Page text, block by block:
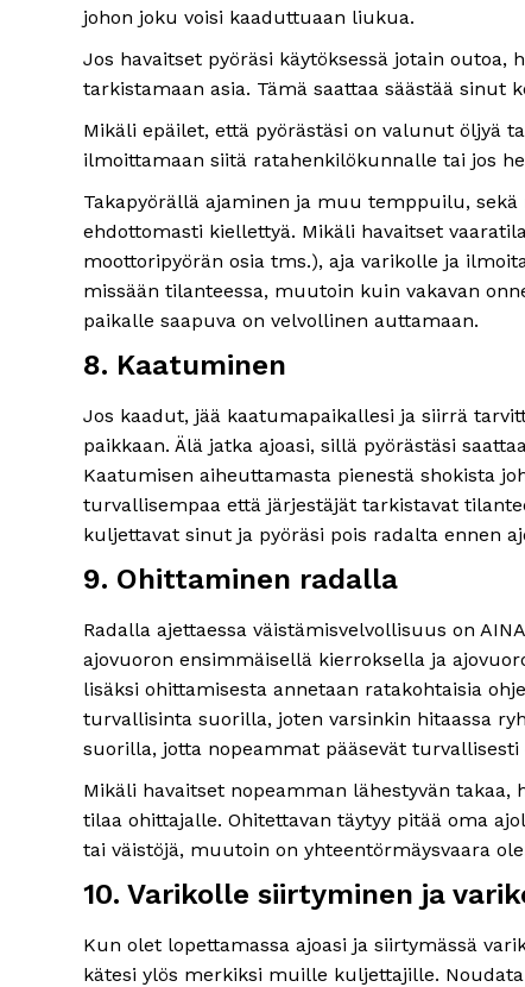
johon joku voisi kaaduttuaan liukua.
Jos havaitset pyöräsi käytöksessä jotain outoa,
tarkistamaan asia. Tämä saattaa säästää sinut
Mikäli epäilet, että pyörästäsi on valunut öljyä
ilmoittamaan siitä ratahenkilökunnalle tai jos
Takapyörällä ajaminen ja muu temppuilu,
ehdottomasti kiellettyä. Mikäli havaitset
moottoripyörän osia tms.), aja varikolle ja
missään tilanteessa, muutoin kuin vakavan
paikalle saapuva on velvollinen auttamaan.
8. Kaatuminen
Jos kaadut, jää kaatumapaikallesi ja siirrä
paikkaan. Älä jatka ajoasi, sillä pyörästäsi
Kaatumisen aiheuttamasta pienestä shokista
turvallisempaa että järjestäjät tarkistavat
kuljettavat sinut ja pyöräsi pois radalta ennen
9. Ohittaminen radalla
Radalla ajettaessa väistämisvelvollisuus on
ajovuoron ensimmäisellä kierroksella ja
lisäksi ohittamisesta annetaan ratakohtaisia
turvallisinta suorilla, joten varsinkin hitaassa
suorilla, jotta nopeammat pääsevät
Mikäli havaitset nopeamman lähestyvän takaa,
tilaa ohittajalle. Ohitettavan täytyy pitää oma
tai väistöjä, muutoin on yhteentörmäysvaara
10. Varikolle siirtyminen ja
Kun olet lopettamassa ajoasi ja siirtymässä
kätesi ylös merkiksi muille kuljettajille.